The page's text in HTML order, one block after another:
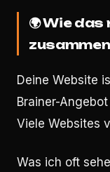
🌍Wie das
Deine Website
Brainer-Angebot
Viele Websites
Was ich oft